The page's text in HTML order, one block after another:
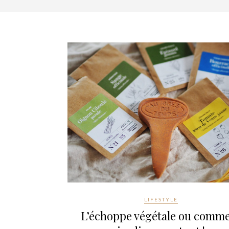
LIFESTYLE
L’échoppe végétale ou